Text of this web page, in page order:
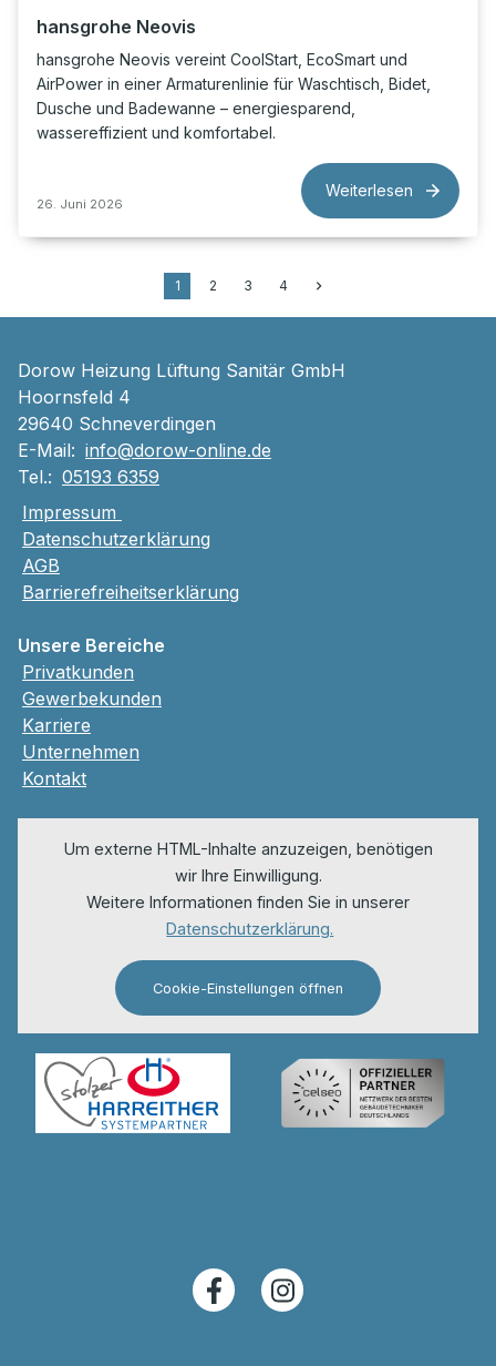
hansgrohe Neovis
hansgrohe Neovis vereint CoolStart, EcoSmart und
AirPower in einer Armaturenlinie für Waschtisch, Bidet,
Dusche und Badewanne – energiesparend,
wassereffizient und komfortabel.
26. Juni 2026
Weiterlesen
1 2 3 4
Dorow Heizung Lüftung Sanitär GmbH
Hoornsfeld 4
29640 Schneverdingen
E-Mail: info@dorow-online.de
Tel.: 05193 6359
Impressum
Datenschutzerklärung
AGB
Barrierefreiheitserklärung
Unsere Bereiche
Privatkunden
Gewerbekunden
Karriere
Unternehmen
Kontakt
Um externe HTML-Inhalte anzuzeigen, benötigen
wir Ihre Einwilligung.
Weitere Informationen finden Sie in unserer
Datenschutzerklärung.
Cookie-Einstellungen öffnen